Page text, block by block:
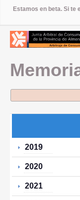
Estamos en beta. Si te
2019
2020
2021